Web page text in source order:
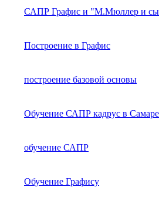
САПР Графис и "М.Мюллер и
Построение в Графис
построение базовой основы
Обучение САПР кадрус в Самаре
обучение САПР
Обучение Графису